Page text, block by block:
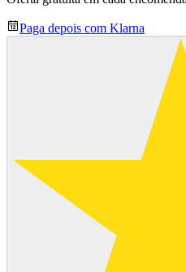
Paga depois com Klarna